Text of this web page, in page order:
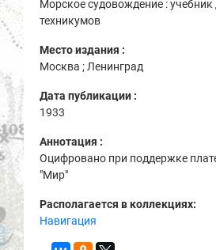
Морское судовождение : учебник
техникумов
Место издания :
Москва ; Ленинград
Дата публикации :
1933
Аннотация :
Оцифровано при поддержке
"Мир"
Располагается в коллекциях:
Навигация